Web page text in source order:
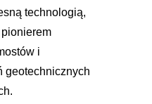
technologią,
pionierem
i
geotechnicznych